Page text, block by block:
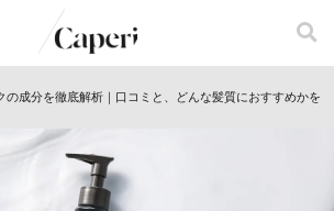
の成分を徹底解析｜口コミと、どんな髪質におすすめかを